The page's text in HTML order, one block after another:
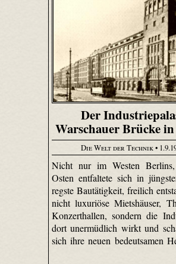
Der
Warschauer Brücke
Die Welt der Technik•
Nicht nur im Westen
Osten entfaltete sich in
regste Bautätigkeit, freilich
nicht luxuriöse Mietshäuser,
Konzerthallen, sondern die
dort unermüdlich wirkt und
sich ihre neuen bedeutsamen